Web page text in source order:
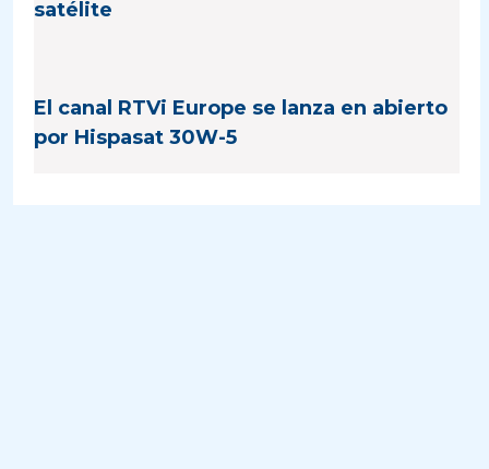
satélite
El canal RTVi Europe se lanza en abierto
por Hispasat 30W-5